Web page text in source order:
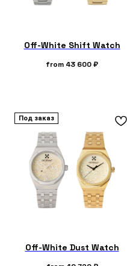
Off-White Shift Watch
from 43 600₽
Под заказ
Off-White Dust Watch